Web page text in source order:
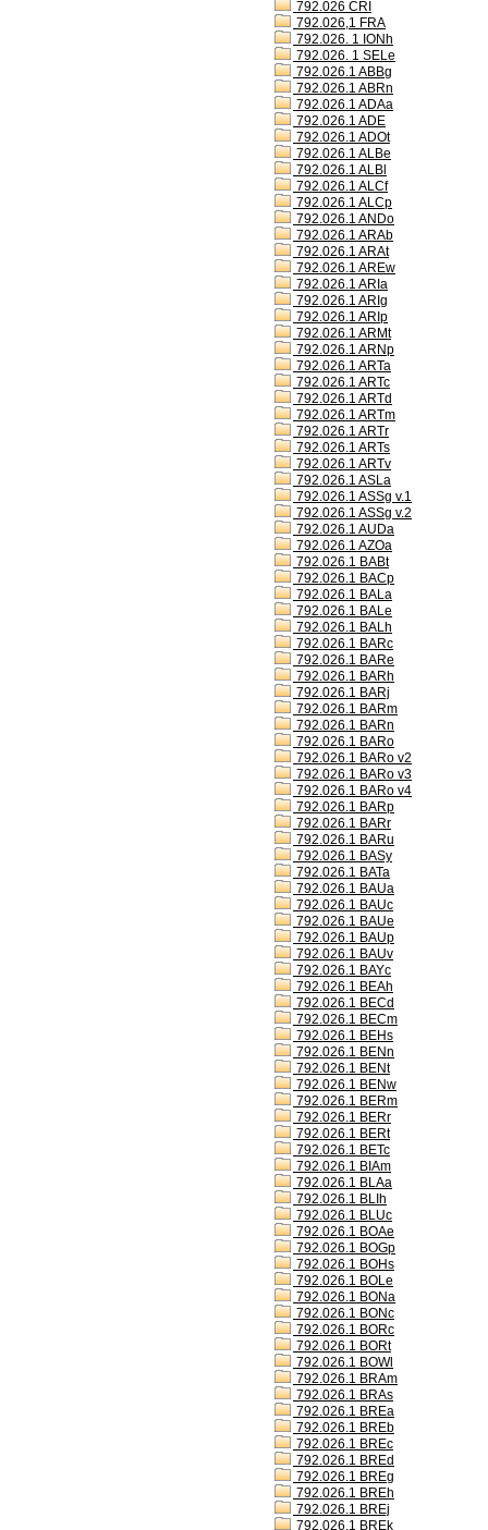
792.026 CRI
792.026,1 FRA
792.026. 1 IONh
792.026. 1 SELe
792.026.1 ABBg
792.026.1 ABRn
792.026.1 ADAa
792.026.1 ADE
792.026.1 ADOt
792.026.1 ALBe
792.026.1 ALBl
792.026.1 ALCf
792.026.1 ALCp
792.026.1 ANDo
792.026.1 ARAb
792.026.1 ARAt
792.026.1 AREw
792.026.1 ARIa
792.026.1 ARIg
792.026.1 ARIp
792.026.1 ARMt
792.026.1 ARNp
792.026.1 ARTa
792.026.1 ARTc
792.026.1 ARTd
792.026.1 ARTm
792.026.1 ARTr
792.026.1 ARTs
792.026.1 ARTv
792.026.1 ASLa
792.026.1 ASSg v.1
792.026.1 ASSg v.2
792.026.1 AUDa
792.026.1 AZOa
792.026.1 BABt
792.026.1 BACp
792.026.1 BALa
792.026.1 BALe
792.026.1 BALh
792.026.1 BARc
792.026.1 BARe
792.026.1 BARh
792.026.1 BARj
792.026.1 BARm
792.026.1 BARn
792.026.1 BARo
792.026.1 BARo v2
792.026.1 BARo v3
792.026.1 BARo v4
792.026.1 BARp
792.026.1 BARr
792.026.1 BARu
792.026.1 BASy
792.026.1 BATa
792.026.1 BAUa
792.026.1 BAUc
792.026.1 BAUe
792.026.1 BAUp
792.026.1 BAUv
792.026.1 BAYc
792.026.1 BEAh
792.026.1 BECd
792.026.1 BECm
792.026.1 BEHs
792.026.1 BENn
792.026.1 BENt
792.026.1 BENw
792.026.1 BERm
792.026.1 BERr
792.026.1 BERt
792.026.1 BETc
792.026.1 BIAm
792.026.1 BLAa
792.026.1 BLIh
792.026.1 BLUc
792.026.1 BOAe
792.026.1 BOGp
792.026.1 BOHs
792.026.1 BOLe
792.026.1 BONa
792.026.1 BONc
792.026.1 BORc
792.026.1 BORt
792.026.1 BOWl
792.026.1 BRAm
792.026.1 BRAs
792.026.1 BREa
792.026.1 BREb
792.026.1 BREc
792.026.1 BREd
792.026.1 BREg
792.026.1 BREh
792.026.1 BREj
792.026.1 BREk